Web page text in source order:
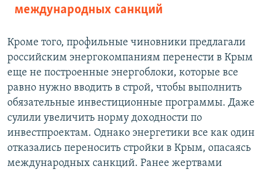
международных санкций
Кроме того, профильные чиновники предлагали
российским энергокомпаниям перенести в Крым
еще не построенные энергоблоки, которые все
равно нужно вводить в строй, чтобы выполнить
обязательные инвестиционные программы. Даже
сулили увеличить норму доходности по
инвестпроектам. Однако энергетики все как один
отказались переносить стройки в Крым, опасаясь
международных санкций. Ранее жертвами